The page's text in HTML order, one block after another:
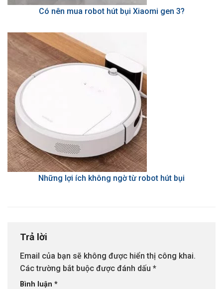
Có nên mua robot hút bụi Xiaomi gen 3?
Những lợi ích không ngờ từ robot hút bụi
Trả lời
Email của bạn sẽ không được hiển thị công khai.
Các trường bắt buộc được đánh dấu *
Bình luận *